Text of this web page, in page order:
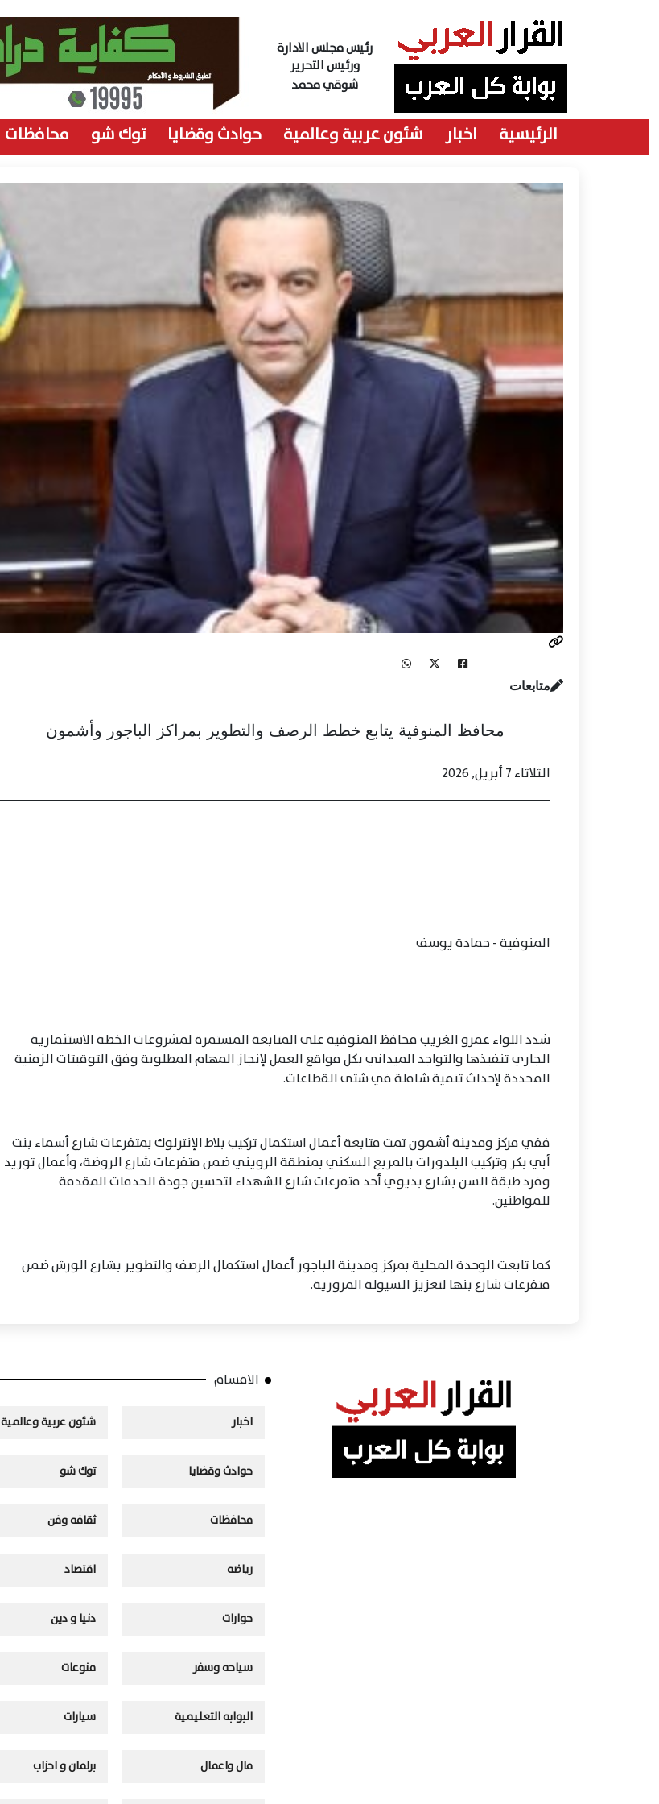
رئيس مجلس الادارة
ورئيس التحرير
شوقي محمد
الرئيسية اخبار شئون عربية وعالمية حوادث وقضايا توك شو محافظات
متابعات
محافظ المنوفية يتابع خطط الرصف والتطوير بمراكز الباجور وأشمون
الثلاثاء 7 أبريل, 2026
المنوفية - حمادة يوسف
شدد اللواء عمرو الغريب محافظ المنوفية على المتابعة المستمرة لمشروعات الخطة الاستثمارية
الجاري تنفيذها والتواجد الميداني بكل مواقع العمل لإنجاز المهام المطلوبة وفق التوقيتات الزمنية
المحددة لإحداث تنمية شاملة في شتى القطاعات.
ففي مركز ومدينة أشمون تمت متابعة أعمال استكمال تركيب بلاط الإنترلوك بمتفرعات شارع أسماء بنت
أبي بكر وتركيب البلدورات بالمربع السكني بمنطقة الرويني ضمن متفرعات شارع الروضة، وأعمال توريد
وفرد طبقة السن بشارع بديوي أحد متفرعات شارع الشهداء لتحسين جودة الخدمات المقدمة
للمواطنين.
كما تابعت الوحدة المحلية بمركز ومدينة الباجور أعمال استكمال الرصف والتطوير بشارع الورش ضمن
متفرعات شارع بنها لتعزيز السيولة المرورية.
الاقسام
اخبار شئون عربية وعالمية
حوادث وقضايا توك شو
محافظات ثقافه وفن
رياضه اقتصاد
حوارات دنيا و دين
سياحه وسفر منوعات
البوابه التعليمية سيارات
مال واعمال برلمان و احزاب